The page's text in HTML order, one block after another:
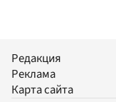
Редакция
Реклама
Карта сайта